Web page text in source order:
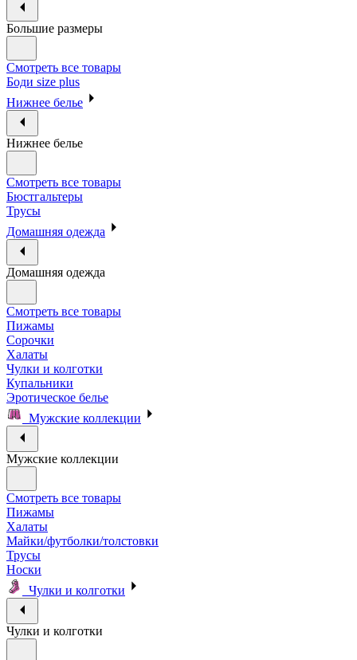
Большие размеры
Смотреть все товары
Боди size plus
Нижнее белье
Нижнее белье
Смотреть все товары
Бюстгальтеры
Трусы
Домашняя одежда
Домашняя одежда
Смотреть все товары
Пижамы
Сорочки
Халаты
Чулки и колготки
Купальники
Эротическое белье
Мужские коллекции
Мужские коллекции
Смотреть все товары
Пижамы
Халаты
Майки/футболки/толстовки
Трусы
Носки
Чулки и колготки
Чулки и колготки